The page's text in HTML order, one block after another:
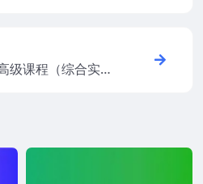
级课程（综合实战